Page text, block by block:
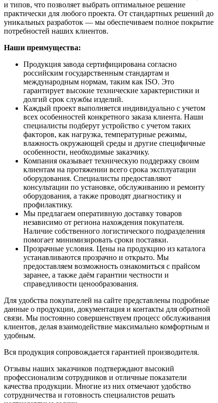
и типов, что позволяет выбрать оптимальное решение
практически для любого проекта. От стандартных решений до
уникальных разработок — мы обеспечиваем полное покрытие
потребностей наших клиентов.
Наши преимущества:
Продукция завода сертифицирована согласно
российским государственным стандартам и
международным нормам, таким как ISO. Это
гарантирует высокие технические характеристики и
долгий срок службы изделий.
Каждый проект выполняется индивидуально с учетом
всех особенностей конкретного заказа клиента. Наши
специалисты подберут устройство с учетом таких
факторов, как нагрузка, температурные режимы,
влажность окружающей среды и другие специфичные
особенности, необходимые заказчику.
Компания оказывает техническую поддержку своим
клиентам на протяжении всего срока эксплуатации
оборудования. Специалисты предоставляют
консультации по установке, обслуживанию и ремонту
оборудования, а также проводят диагностику и
профилактику.
Мы предлагаем оперативную доставку товаров
независимо от региона нахождения покупателя.
Наличие собственного логистического подразделения
помогает минимизировать сроки поставки.
Прозрачные условия. Цены на продукцию из каталога
устанавливаются прозрачно и открыто. Мы
предоставляем возможность ознакомиться с прайсом
заранее, а также даём гарантии честности и
справедливости ценообразования.
Для удобства покупателей на сайте представлены подробные
данные о продукции, документация и контакты для обратной
связи. Мы постоянно совершенствуем процесс обслуживания
клиентов, делая взаимодействие максимально комфортным и
удобным.
Вся продукция сопровождается гарантией производителя.
Отзывы наших заказчиков подтверждают высокий
профессионализм сотрудников и отличные показатели
качества продукции. Многие из них отмечают удобство
сотрудничества и готовность специалистов решать